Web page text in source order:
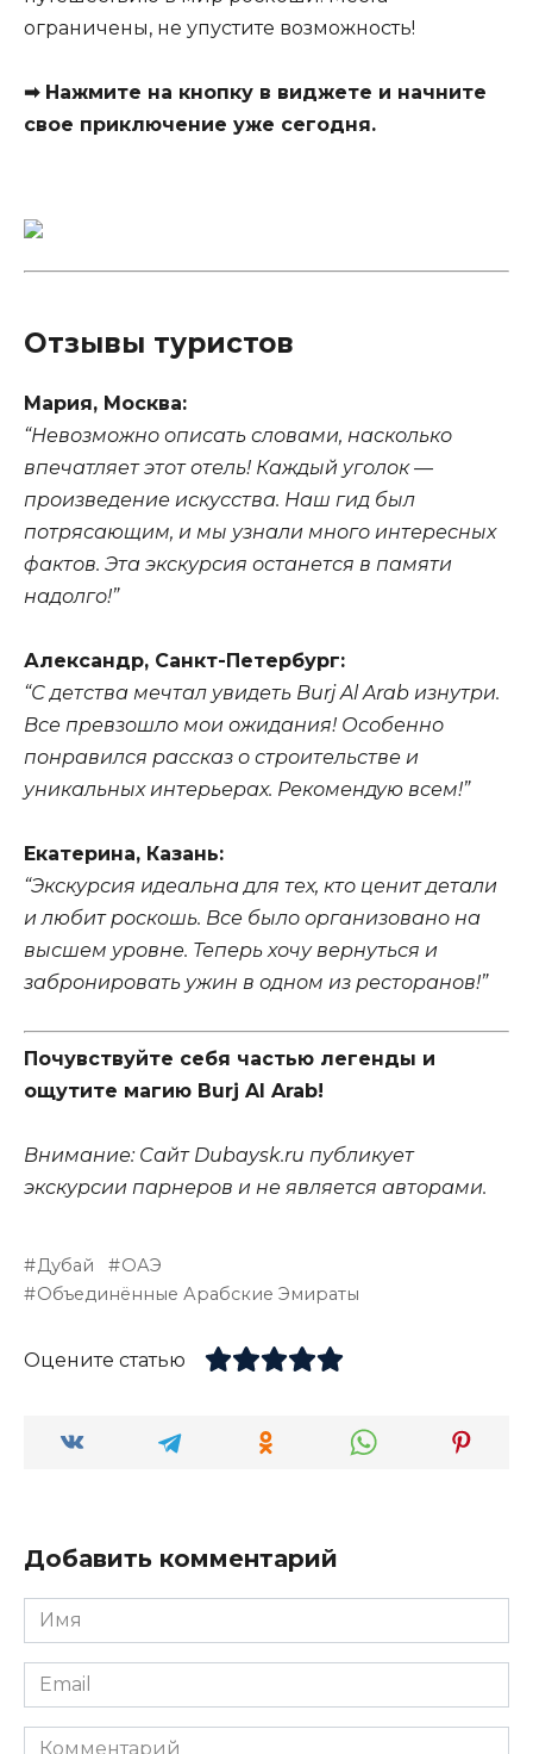
ограничены, не упустите возможность!
➡ Нажмите на кнопку в виджете и начните
свое приключение уже сегодня.
Отзывы туристов
Мария, Москва:
“Невозможно описать словами, насколько
впечатляет этот отель! Каждый уголок —
произведение искусства. Наш гид был
потрясающим, и мы узнали много интересных
фактов. Эта экскурсия останется в памяти
надолго!”
Александр, Санкт-Петербург:
“С детства мечтал увидеть Burj Al Arab изнутри.
Все превзошло мои ожидания! Особенно
понравился рассказ о строительстве и
уникальных интерьерах. Рекомендую всем!”
Екатерина, Казань:
“Экскурсия идеальна для тех, кто ценит детали
и любит роскошь. Все было организовано на
высшем уровне. Теперь хочу вернуться и
забронировать ужин в одном из ресторанов!”
Почувствуйте себя частью легенды и
ощутите магию Burj Al Arab!
Внимание: Сайт Dubaysk.ru публикует
экскурсии парнеров и не является авторами.
Дубай
ОАЭ
Объединённые Арабские Эмираты
Оцените статью
Добавить комментарий
Имя
*
Email
*
Комментарий